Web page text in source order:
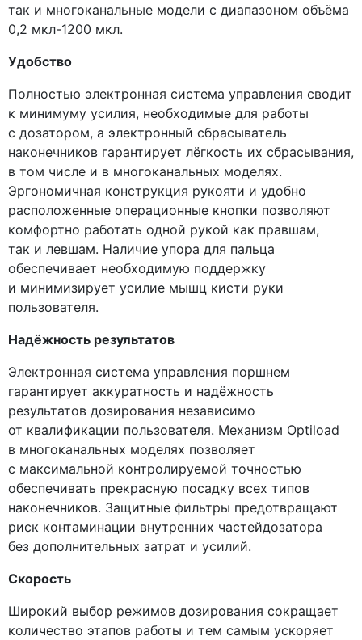
так и многоканальные модели с диапазоном объёма
0,2 мкл-1200 мкл.
Удобство
Полностью электронная система управления сводит
к минимуму усилия, необходимые для работы
с дозатором, а электронный сбрасыватель
наконечников гарантирует лёгкость их сбрасывания,
в том числе и в многоканальных моделях.
Эргономичная конструкция рукояти и удобно
расположенные операционные кнопки позволяют
комфортно работать одной рукой как правшам,
так и левшам. Наличие упора для пальца
обеспечивает необходимую поддержку
и минимизирует усилие мышц кисти руки
пользователя.
Надёжность результатов
Электронная система управления поршнем
гарантирует аккуратность и надёжность
результатов дозирования независимо
от квалификации пользователя. Механизм Optiload
в многоканальных моделях позволяет
с максимальной контролируемой точностью
обеспечивать прекрасную посадку всех типов
наконечников. Защитные фильтры предотвращают
риск контаминации внутренних частейдозатора
без дополнительных затрат и усилий.
Скорость
Широкий выбор режимов дозирования сокращает
количество этапов работы и тем самым ускоряет